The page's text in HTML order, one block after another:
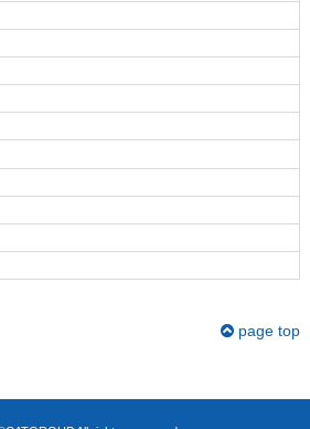
page top